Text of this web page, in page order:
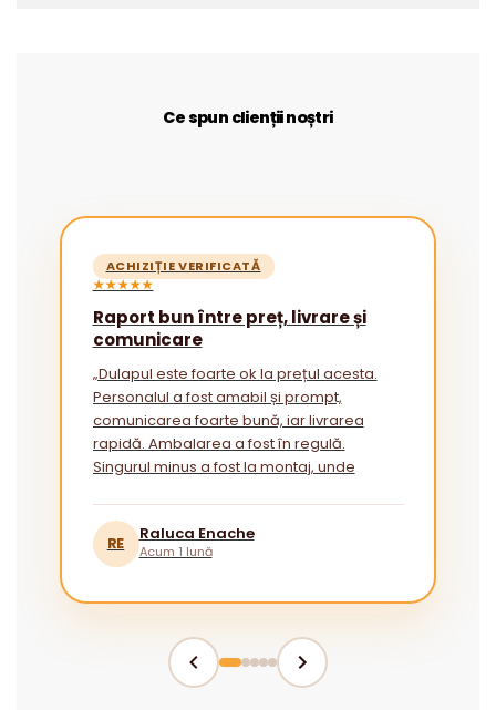
Ce spun clienții noștri
ACHIZIȚIE VERIFICATĂ
★★★★★
Raport bun între preț, livrare și
comunicare
„Dulapul este foarte ok la prețul acesta.
Personalul a fost amabil și prompt,
comunicarea foarte bună, iar livrarea
rapidă. Ambalarea a fost în regulă.
Singurul minus a fost la montaj, unde
RE
Raluca Enache
Acum 1 lună